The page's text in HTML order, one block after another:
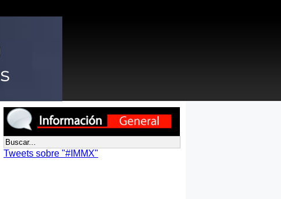
Tweets sobre "#IMMX"